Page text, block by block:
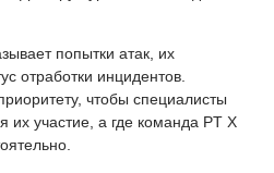
попытки атак, их
отработки инцидентов.
чтобы специалисты
их участие, а где команда PT X